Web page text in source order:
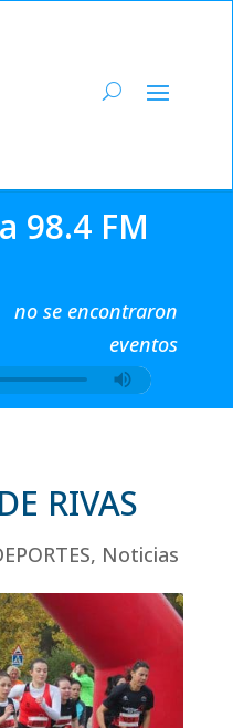
98.4 FM
no se encontraron
eventos
RIVAS
, Noticias